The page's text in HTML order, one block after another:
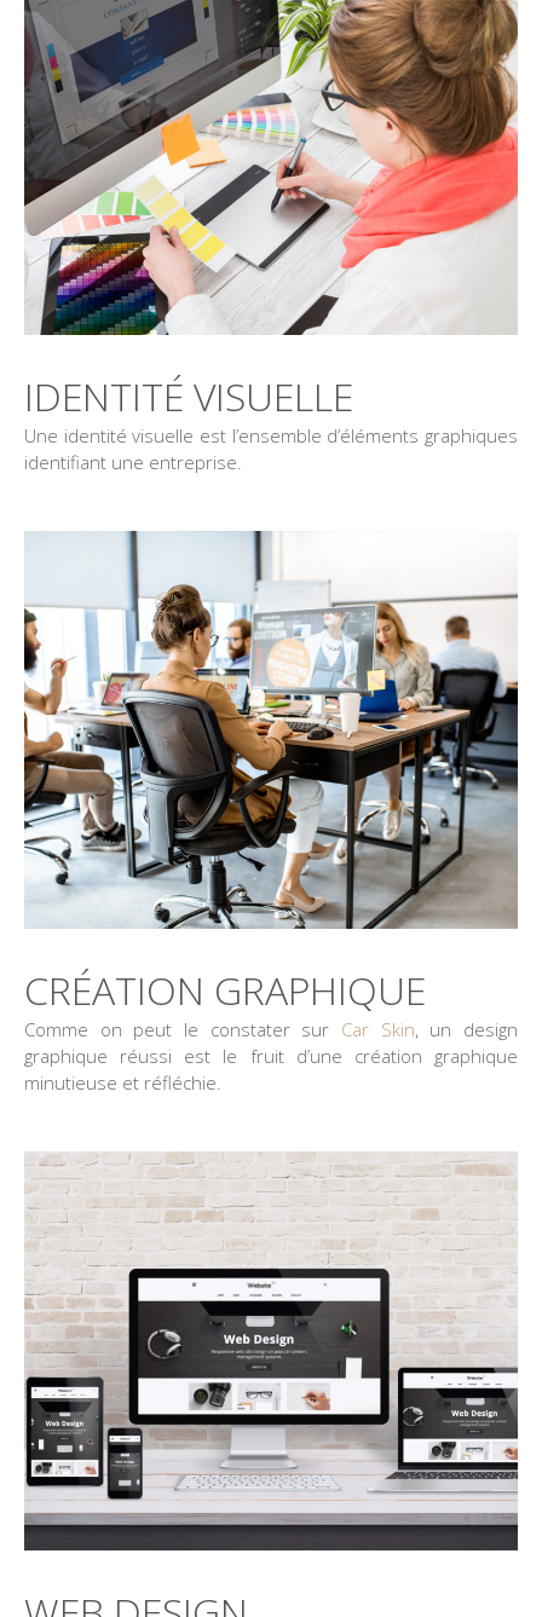
IDENTITÉ VISUELLE
Une identité visuelle est l’ensemble d’éléments graphiques
identifiant une entreprise.
CRÉATION GRAPHIQUE
Comme on peut le constater sur Car Skin, un design
graphique réussi est le fruit d’une création graphique
minutieuse et réfléchie.